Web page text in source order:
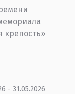
крепость»
- 31.05.2026